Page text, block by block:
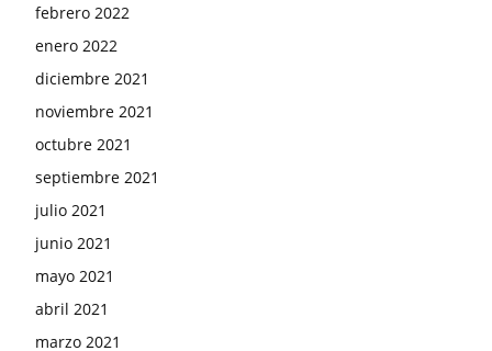
febrero 2022
enero 2022
diciembre 2021
noviembre 2021
octubre 2021
septiembre 2021
julio 2021
junio 2021
mayo 2021
abril 2021
marzo 2021